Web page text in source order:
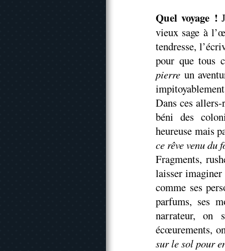
Quel voyage !
vieux sage à
tendresse,
pour que tous
pierre un
Dans ces
béni des
heureuse mais
ce rêve venu du
Fragments,
laisser
comme ses
parfums, ses
narrateur, on
écœurements,
sur le sol pour